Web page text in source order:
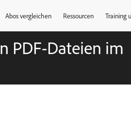
Abos vergleichen Ressourcen Training
PDF-Dateien im